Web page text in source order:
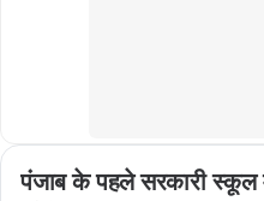
पंजाब के पहले सरकारी स्कूल